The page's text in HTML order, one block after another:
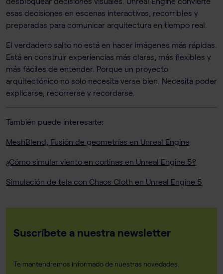
esas decisiones en escenas interactivas, recorribles y
preparadas para comunicar arquitectura en tiempo real.
El verdadero salto no está en hacer imágenes más rápidas.
Está en construir experiencias más claras, más flexibles y
más fáciles de entender. Porque un proyecto
arquitectónico no solo necesita verse bien. Necesita poder
explicarse, recorrerse y recordarse.
También puede interesarte:
MeshBlend, Fusión de geometrías en Unreal Engine
¿Cómo simular viento en cortinas en Unreal Engine 5?
Simulación de tela con Chaos Cloth en Unreal Engine 5
Suscríbete a nuestra newsletter
Te mantendremos informado de nuestras novedades.